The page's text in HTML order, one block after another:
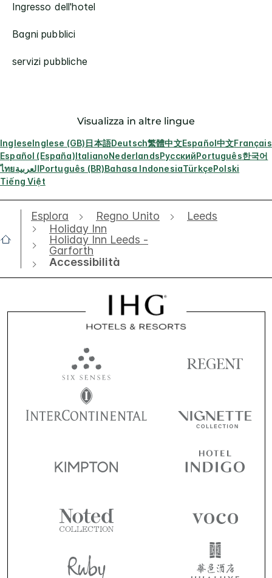
Ingresso dell'hotel
Bagni pubblici
servizi pubbliche
Visualizza in altre lingue
IngleseInglese (GB)日本語Deutsch繁體中文Español中文Français
Español (España)ItalianoNederlandsРусскийPortuguês한국어
ไทยالعربيةPortuguês (BR)Bahasa IndonesiaTürkçePolski
Tiếng Việt
Esplora Regno Unito
Leeds
Holiday Inn
Holiday Inn Leeds -
Garforth
Accessibilità